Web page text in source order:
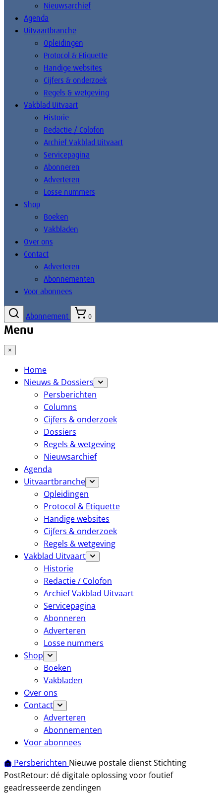
Nieuwsarchief
Agenda
Uitvaartbranche
Opleidingen
Protocol & Etiquette
Handige websites
Cijfers & onderzoek
Regels & wetgeving
Vakblad Uitvaart
Historie
Redactie / Colofon
Archief Vakblad Uitvaart
Servicepagina
Abonneren
Adverteren
Losse nummers
Shop
Boeken
Vakbladen
Over ons
Contact
Adverteren
Abonnementen
Voor abonnees
Abonnement 0
Menu
×
Home
Nieuws & Dossiers
Persberichten
Columns
Cijfers & onderzoek
Dossiers
Regels & wetgeving
Nieuwsarchief
Agenda
Uitvaartbranche
Opleidingen
Protocol & Etiquette
Handige websites
Cijfers & onderzoek
Regels & wetgeving
Vakblad Uitvaart
Historie
Redactie / Colofon
Archief Vakblad Uitvaart
Servicepagina
Abonneren
Adverteren
Losse nummers
Shop
Boeken
Vakbladen
Over ons
Contact
Adverteren
Abonnementen
Voor abonnees
Persberichten Nieuwe postale dienst Stichting
PostRetour: dé digitale oplossing voor foutief
geadresseerde zendingen